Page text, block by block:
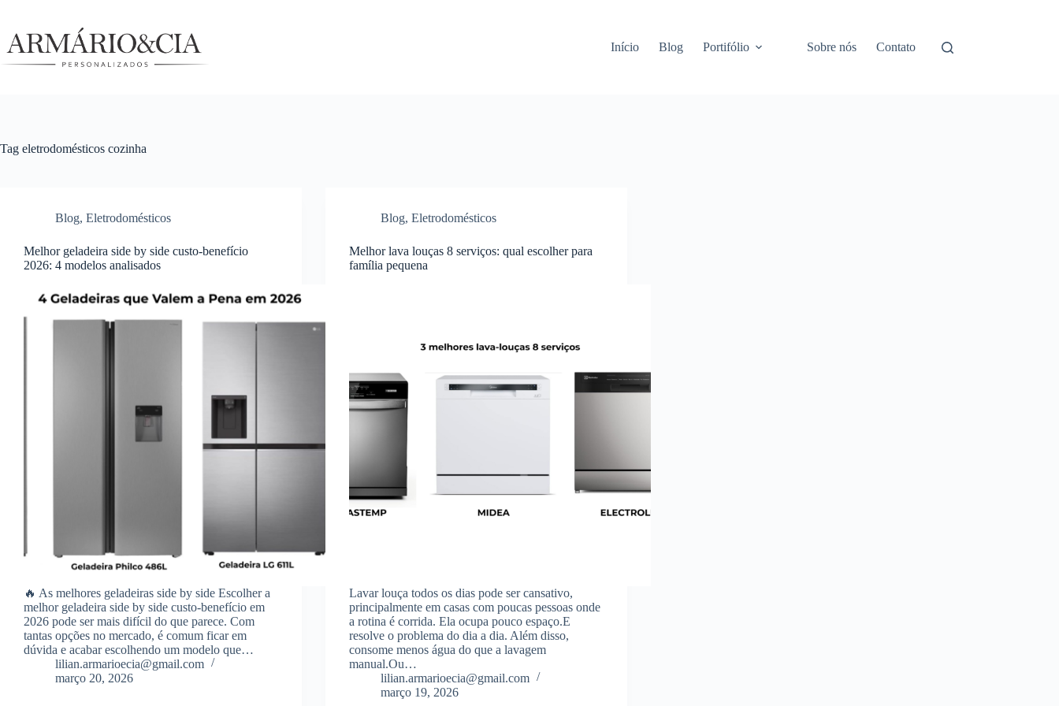
conteúdo
Início Blog Portifólio Sobre nós Contato
Tag eletrodomésticos cozinha
Blog, Eletrodomésticos
Melhor geladeira side by side custo-benefício
2026: 4 modelos analisados
🔥 As melhores geladeiras side by side Escolher a
melhor geladeira side by side custo-benefício em
2026 pode ser mais difícil do que parece. Com
tantas opções no mercado, é comum ficar em
dúvida e acabar escolhendo um modelo que…
lilian.armarioecia@gmail.com
março 20, 2026
Blog,Eletrodomésticos
Melhor lava louças 8 serviços: qual escolher para
família pequena
Lavar louça todos os dias pode ser cansativo,
principalmente em casas com poucas pessoas onde
a rotina é corrida. Ela ocupa pouco espaço.E
resolve o problema do dia a dia. Além disso,
consome menos água do que a lavagem
manual.Ou…
lilian.armarioecia@gmail.com
março 19, 2026